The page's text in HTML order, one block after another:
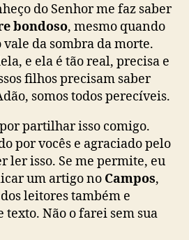
do Senhor me faz saber
bondoso, mesmo quando
da sombra da morte.
e ela é tão real, precisa e
filhos precisam saber
somos todos perecíveis.
partilhar isso comigo.
por vocês e agraciado pelo
ler isso. Se me permite, eu
um artigo no Campos,
leitores também e
texto. Não o farei sem sua